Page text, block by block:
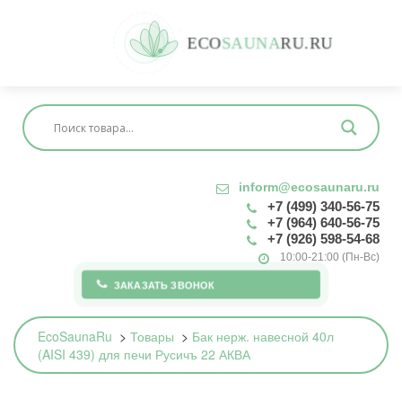
ECOSAUNARU.RU
inform@ecosaunaru.ru
+7 (499) 340-56-75
+7 (964) 640-56-75
+7 (926) 598-54-68
10:00-21:00 (Пн-Вс)
ЗАКАЗАТЬ ЗВОНОК
EcoSaunaRu > Товары > Бак нерж. навесной 40л
(AISI 439) для печи Русичъ 22 АКВА